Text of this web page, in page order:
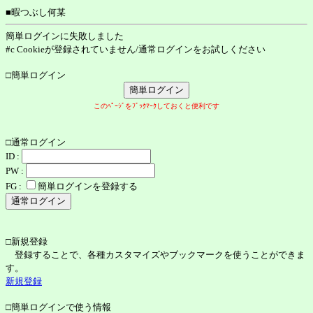
■暇つぶし何某
簡単ログインに失敗しました
#c Cookieが登録されていません/通常ログインをお試しください
□簡単ログイン
このﾍﾟｰｼﾞをﾌﾞｯｸﾏｰｸしておくと便利です
□通常ログイン
ID :
PW :
FG :
簡単ログインを登録する
□新規登録
登録することで、各種カスタマイズやブックマークを使うことができま
す。
新規登録
□簡単ログインで使う情報